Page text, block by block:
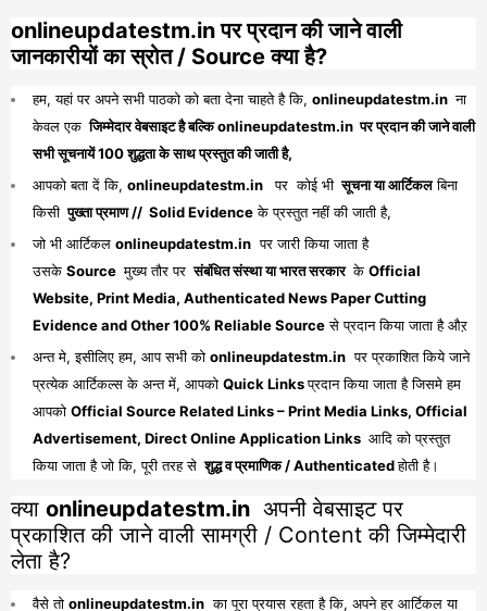
onlineupdatestm.in पर प्रदान की जाने वाली
जानकारीयों का स्रोत / Source क्या है?
हम, यहां पर अपने सभी पाठको को बता देना चाहते है कि, onlineupdatestm.in ना
केवल एक जिम्मेदार वेबसाइट है बल्कि onlineupdatestm.in पर प्रदान की जाने वाली
सभी सूचनायें 100 शुद्धता के साथ प्रस्तुत की जाती है,
आपको बता दें कि, onlineupdatestm.in पर कोई भी सूचना या आर्टिकलबिना
किसी पुख्ता प्रमाण // Solid Evidenceके प्रस्तुत नहीं की जाती है,
जो भी आर्टिकल onlineupdatestm.in पर जारी किया जाता है
उसके Source मुख्य तौर पर संबंधित संस्था या भारत सरकार के Official
Website, Print Media, Authenticated News Paper Cutting
Evidence and Other 100% Reliable Sourceसे प्रदान किया जाता है औऱ
अन्त मे, इसीलिए हम, आप सभी को onlineupdatestm.in पर प्रकाशित किये जाने
प्रत्येक आर्टिकल्स के अन्त में, आपको Quick Linksप्रदान किया जाता है जिसमे हम
आपको Official Source Related Links – Print Media Links, Official
Advertisement, Direct Online Application Links आदि को प्रस्तुत
किया जाता है जो कि, पूरी तरह से शुद्ध व प्रमाणिक / Authenticatedहोती है।
क्या onlineupdatestm.in अपनी वेबसाइट पर
प्रकाशित की जाने वाली सामग्री / Content की जिम्मेदारी
लेता है?
वैसे तो onlineupdatestm.in का पूरा प्रयास रहता है कि, अपने हर आर्टिकल या